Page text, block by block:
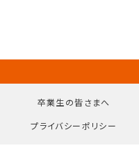
卒業生の皆さまへ
プライバシーポリシー